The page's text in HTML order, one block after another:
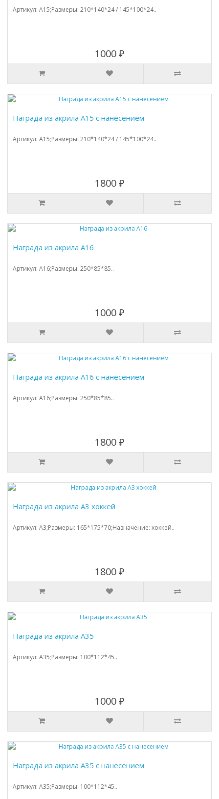
Артикул: A15;Размеры: 210*140*24 / 145*100*24..
1000 ₽
Награда из акрила А15 с нанесением
Артикул: A15;Размеры: 210*140*24 / 145*100*24..
1800 ₽
Награда из акрила А16
Артикул: A16;Размеры: 250*85*85..
1000 ₽
Награда из акрила А16 с нанесением
Артикул: A16;Размеры: 250*85*85..
1800 ₽
Награда из акрила А3 хоккей
Артикул: A3;Размеры: 165*175*70;Назначение: хоккей..
1800 ₽
Награда из акрила А35
Артикул: A35;Размеры: 100*112*45..
1000 ₽
Награда из акрила А35 с нанесением
Артикул: A35;Размеры: 100*112*45..